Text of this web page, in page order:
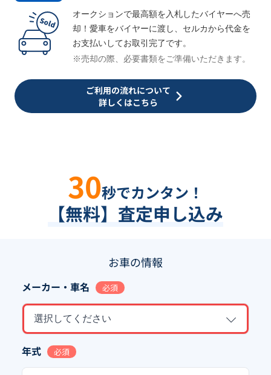
オークションで最高額を入札したバイヤーへ売
却！愛車をバイヤーに渡し、セルカから代金を
お支払いしてお取引完了です。
※売却の際、必要書類をご準備いただきます。
ご利用の流れについて
詳しくはこちら
30秒でカンタン！
【無料】査定申し込み
お車の情報
メーカー・車名 必須
選択してください
年式 必須